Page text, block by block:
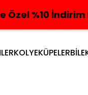
KOLYEKÜPELER